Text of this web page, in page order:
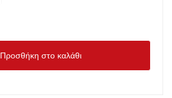
Προσθήκη στο καλάθι